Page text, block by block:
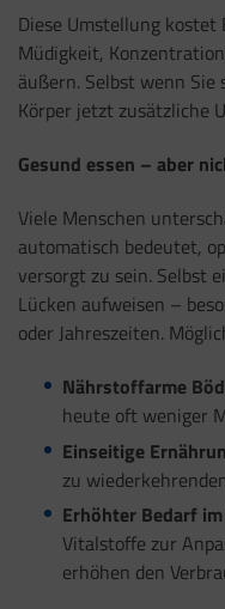
Diese Umstellung
Müdigkeit,
äußern. Selbst wenn
Körper jetzt zusätzliche
Gesund essen – aber
Viele Menschen
automatisch bedeutet,
versorgt zu sein. Selbst
Lücken aufweisen –
oder Jahreszeiten.
Nährstoffarme
heute oft weniger
Einseitige
zu
Erhöhter Bedarf
Vitalstoffe zur
erhöhen den